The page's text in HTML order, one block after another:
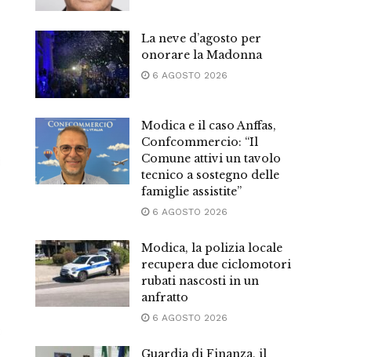
La neve d’agosto per
onorare la Madonna
6 AGOSTO 2026
Modica e il caso Anffas,
Confcommercio: “Il
Comune attivi un tavolo
tecnico a sostegno delle
famiglie assistite”
6 AGOSTO 2026
Modica, la polizia locale
recupera due ciclomotori
rubati nascosti in un
anfratto
6 AGOSTO 2026
Guardia di Finanza, il